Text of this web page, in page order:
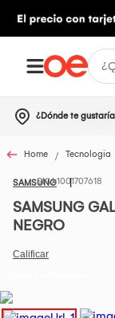
¿Dónde te
Home Tecnologia
SAMSUNG1001707618
SAMSUNG
NEGRO